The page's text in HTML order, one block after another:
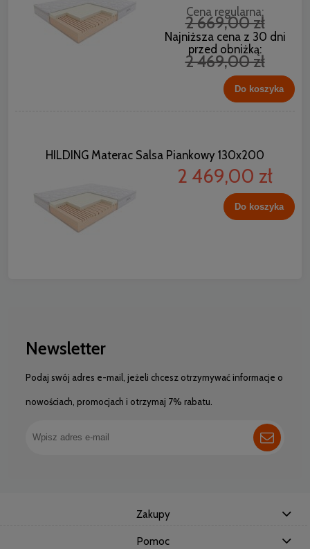
Cena regularna:
2 669,00 zł
Najniższa cena z 30 dni
przed obniżką:
2 469,00 zł
Do koszyka
HILDING Materac Salsa Piankowy 130x200
2 469,00 zł
Do koszyka
Newsletter
Podaj swój adres e-mail, jeżeli chcesz otrzymywać informacje o
nowościach, promocjach i otrzymaj 7% rabatu.
Zakupy
Pomoc